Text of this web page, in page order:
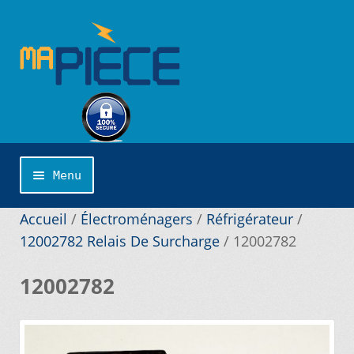
à
navigation
au
Menu
Accueil
Accueil / Électroménagers / Réfrigérateur/
12002782 Relais De Surcharge/ 12002782
12002782